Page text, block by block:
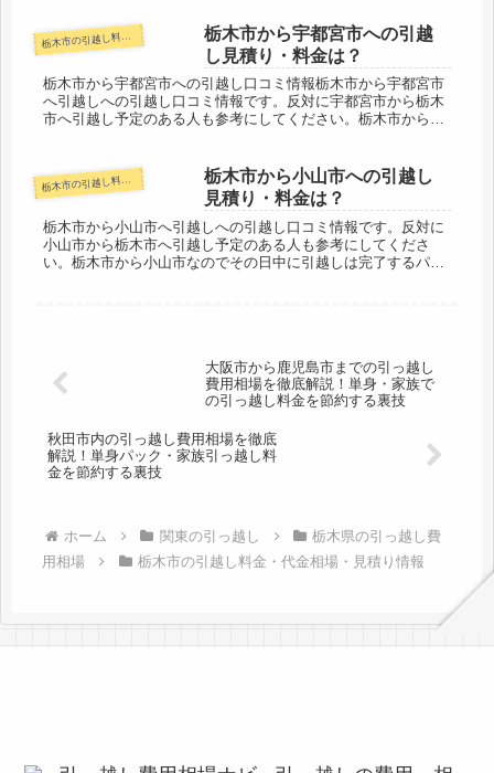
栃木市の引越し料金・代金相場・見積り情報
栃木市から宇都宮市への引越
し見積り・料金は？
栃木市から宇都宮市への引越し口コミ情報栃木市から宇都宮市
へ引越しへの引越し口コミ情報です。反対に宇都宮市から栃木
市へ引越し予定のある人も参考にしてください。栃木市から県
栃木市の引越し料金・代金相場・見積り情報
栃木市から小山市への引越し
見積り・料金は？
栃木市から小山市へ引越しへの引越し口コミ情報です。反対に
小山市から栃木市へ引越し予定のある人も参考にしてくださ
い。栃木市から小山市なのでその日中に引越しは完了するパタ
大阪市から鹿児島市までの引っ越し
費用相場を徹底解説！単身・家族で
の引っ越し料金を節約する裏技
秋田市内の引っ越し費用相場を徹底
解説！単身パック・家族引っ越し料
金を節約する裏技
ホーム 関東の引っ越し
栃木県の引っ越し費
用相場
栃木市の引越し料金・代金相場・見積り情報